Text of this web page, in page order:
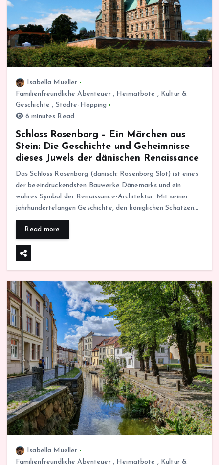
Isabella Mueller
Familienfreundliche Abenteuer, Heimatbote , Kultur &
Geschichte , Städte-Hopping
6 minutes Read
Schloss Rosenborg – Ein Märchen aus
Stein: Die Geschichte und Geheimnisse
dieses Juwels der dänischen Renaissance
Das Schloss Rosenborg (dänisch: Rosenborg Slot) ist eines
der beeindruckendsten Bauwerke Dänemarks und ein
wahres Symbol der Renaissance-Architektur. Mit seiner
jahrhundertelangen Geschichte, den königlichen Schätzen…
Read more
Isabella Mueller
Familienfreundliche Abenteuer, Heimatbote , Kultur &